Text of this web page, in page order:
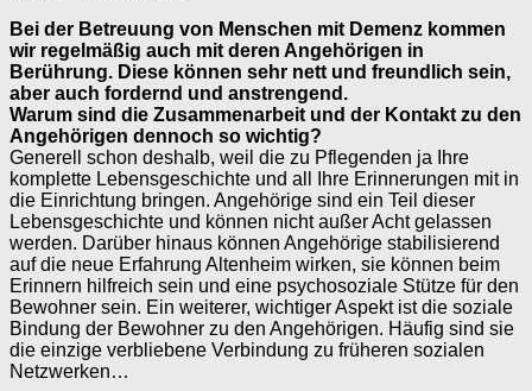
Bei der Betreuung von Menschen mit Demenz kommen
wir regelmäßig auch mit deren Angehörigen in
Berührung. Diese können sehr nett und freundlich sein,
aber auch fordernd und anstrengend.
Warum sind die Zusammenarbeit und der Kontakt zu den
Angehörigen dennoch so wichtig?
Generell schon deshalb, weil die zu Pflegenden ja Ihre
komplette Lebensgeschichte und all Ihre Erinnerungen mit in
die Einrichtung bringen. Angehörige sind ein Teil dieser
Lebensgeschichte und können nicht außer Acht gelassen
werden. Darüber hinaus können Angehörige stabilisierend
auf die neue Erfahrung Altenheim wirken, sie können beim
Erinnern hilfreich sein und eine psychosoziale Stütze für den
Bewohner sein. Ein weiterer, wichtiger Aspekt ist die soziale
Bindung der Bewohner zu den Angehörigen. Häufig sind sie
die einzige verbliebene Verbindung zu früheren sozialen
Netzwerken…